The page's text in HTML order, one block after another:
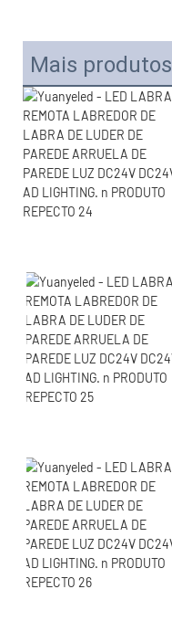
Mais produtos